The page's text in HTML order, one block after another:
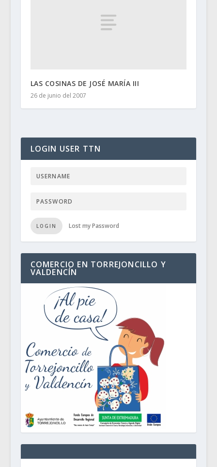
LAS COSINAS DE JOSÉ MARÍA III
26 de junio del 2007
LOGIN USER TTN
LOGIN Lost my Password
COMERCIO EN TORREJONCILLO Y
VALDENCÍN